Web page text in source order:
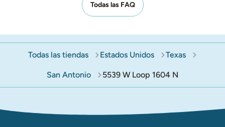
Todas las FAQ
Todas las tiendas Estados Unidos Texas
San Antonio 5539 W Loop 1604 N